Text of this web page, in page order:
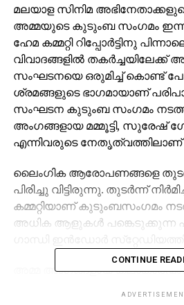
മലയാള സിനിമ
അമ്മയുടെ കുടുംബ സംഗമം ഇന്ന്
ഹേമ കമ്മറ്റി റിപ്പോര്‍ട്ടിനു
വിവാദങ്ങളില്‍ തകര്‍ച്ചയിലേക്ക്
സംഘടനയെ ഒരുമിച്ച് കൊണ്ട്
ശ്രമങ്ങളുടെ ഭാഗമായാണ്
സംഘടന കുടുംബ സംഗമം
അംഗങ്ങളായ മമ്മൂട്ടി, സുരേഷ്
എന്നിവരുടെ നേതൃത്വത്തിലാണ്
ലൈംഗിക ആരോപണങ്ങളെ
പിരിച്ചു വിട്ടിരുന്നു. തുടര്‍ന്ന്
കമ്മറ്റിയാണ് കുടുംബസംഗമം
അധിക ആളുകള്‍ പങ്കെടുക്കുന്ന
അമ്മ അംഗങ്ങളായ
CONTINUE